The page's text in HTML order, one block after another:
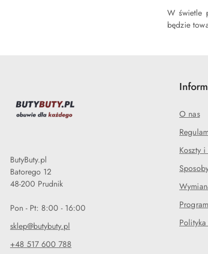
W świetle
będzie
ButyButy.pl
Batorego 12
48-200 Prudnik
Pon - Pt: 8:00 - 16:00
sklep@butybuty.pl
+48 517 600 788
O nas
Koszty